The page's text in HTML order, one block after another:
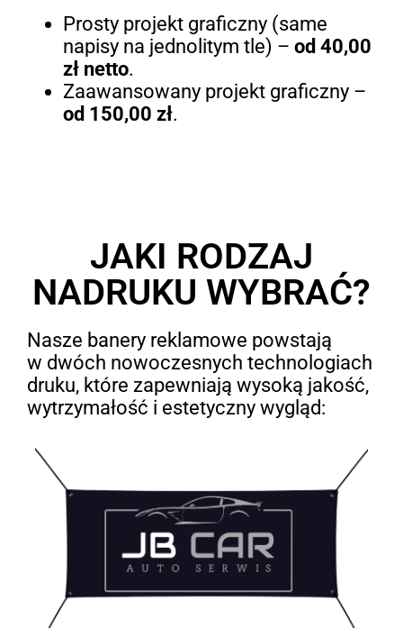
Prosty projekt graficzny (same
napisy na jednolitym tle) – od 40,00
zł netto.
Zaawansowany projekt graficzny –
od 150,00 zł.
JAKI RODZAJ
NADRUKU WYBRAĆ?
Nasze banery reklamowe powstają
w dwóch nowoczesnych technologiach
druku, które zapewniają wysoką jakość,
wytrzymałość i estetyczny wygląd: